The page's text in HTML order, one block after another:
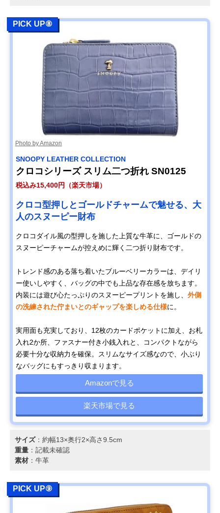
PICK UP⑧
Photo by Amazon
SNOOPY LEATHER COLLECTION
クロコシリーズ スリム二つ折れ SN0125
税込み15,400円（楽天市場）
クロコ型押しとゴールドチャームで魅せる、大
人のスヌーピー財布
クロコダイル風の型押しを施した上質な牛革に、ゴールドの
スヌーピーチャームが控えめに輝く二つ折り財布です。
トレンド感のある落ち着いたブルーベリーカラーは、デイリ
ー使いしやすく、バッグの中でも上品な存在感を放ちます。
内装には遊び心たっぷりのスヌーピープリントを施し、 外側
の洗練された佇まいとのギャップを楽しめる仕様に。
実用面も充実しており、12枚のカードポケットに加え、お札
入れ2か所、ファスナー付き小銭入れと、コンパクトながら
必要十分な収納力を確保。スリムなサイズ感なので、小ぶり
なバッグにもすっきり収まります。
Amazonで見る
楽天市場で見る
サイズ：約幅13×奥行2×高さ9.5cm
重量 ：記載未確認
素材 ：牛革
PICK UP⑨